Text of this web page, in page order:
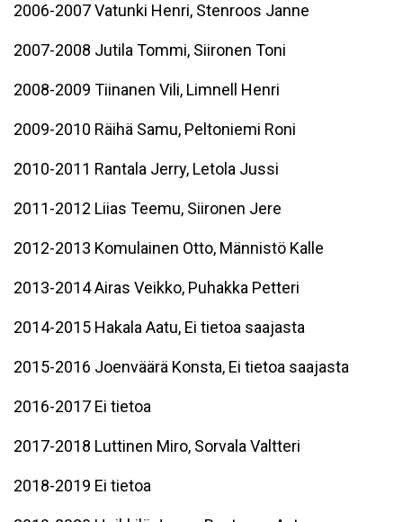
2006-2007 Vatunki Henri, Stenroos Janne
2007-2008 Jutila Tommi, Siironen Toni
2008-2009 Tiinanen Vili, Limnell Henri
2009-2010 Räihä Samu, Peltoniemi Roni
2010-2011 Rantala Jerry, Letola Jussi
2011-2012 Liias Teemu, Siironen Jere
2012-2013 Komulainen Otto, Männistö Kalle
2013-2014 Airas Veikko, Puhakka Petteri
2014-2015 Hakala Aatu, Ei tietoa saajasta
2015-2016 Joenväärä Konsta, Ei tietoa saajasta
2016-2017 Ei tietoa
2017-2018 Luttinen Miro, Sorvala Valtteri
2018-2019 Ei tietoa